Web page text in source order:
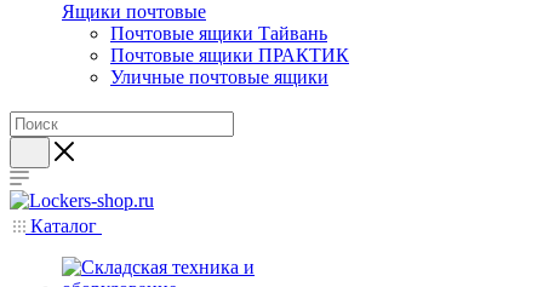
Ящики почтовые
Почтовые ящики Тайвань
Почтовые ящики ПРАКТИК
Уличные почтовые ящики
Каталог